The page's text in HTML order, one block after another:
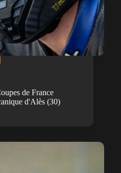
de France
d'Alès (30)